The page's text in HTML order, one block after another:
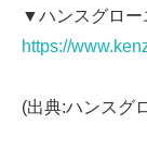
▼ハンスグロー
https://
(出典:ハンスグ